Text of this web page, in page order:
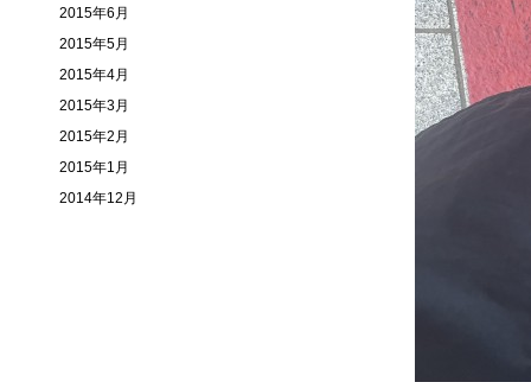
2015年6月
2015年5月
2015年4月
2015年3月
2015年2月
2015年1月
2014年12月